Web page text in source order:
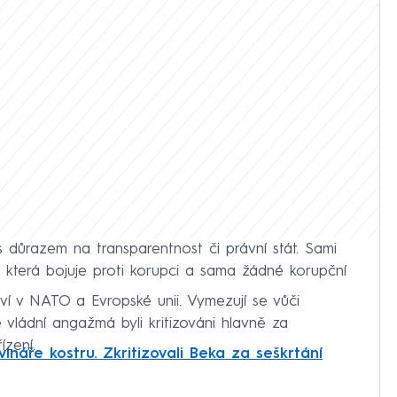
na transparentnost či právní stát. Sami
která bojuje proti korupci a sama žádné korupční
v NATO a Evropské unii. Vymezují se vůči
angažmá byli kritizováni hlavně za
kostru. Zkritizovali Beka za seškrtání